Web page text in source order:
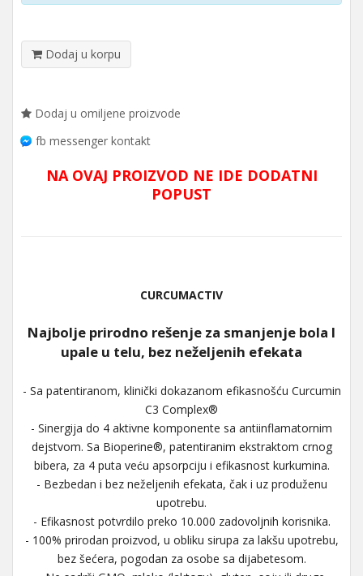
Dodaj u korpu
Dodaj u omiljene proizvode
fb messenger kontakt
NA OVAJ PROIZVOD NE IDE DODATNI
POPUST
CURCUMACTIV
Najbolje prirodno rešenje za smanjenje bola I
upale u telu, bez neželjenih efekata
- Sa patentiranom, klinički dokazanom efikasnošću Curcumin
C3 Complex®
- Sinergija do 4 aktivne komponente sa antiinflamatornim
dejstvom. Sa Bioperine®, patentiranim ekstraktom crnog
bibera, za 4 puta veću apsorpciju i efikasnost kurkumina.
- Bezbedan i bez neželjenih efekata, čak i uz produženu
upotrebu.
- Efikasnost potvrdilo preko 10.000 zadovoljnih korisnika.
- 100% prirodan proizvod, u obliku sirupa za lakšu upotrebu,
bez šećera, pogodan za osobe sa dijabetesom.